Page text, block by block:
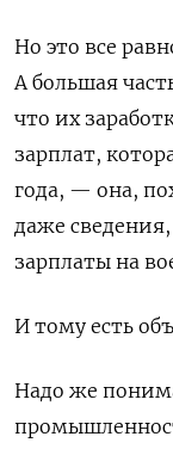
Но это все
А большая
что их
зарплат,
года, — она,
даже
зарплаты на
И тому есть
Надо же